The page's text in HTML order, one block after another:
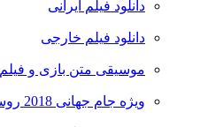
دانلود فیلم ایرانی
دانلود فیلم خارجی
موسیقی متن بازی و فیلم
ویژه جام جهانی 2018 روسیه